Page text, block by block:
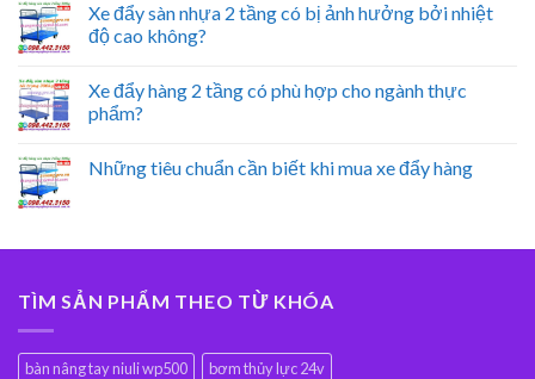
Xe đẩy sàn nhựa 2 tầng có bị ảnh hưởng bởi nhiệt
độ cao không?
Xe đẩy hàng 2 tầng có phù hợp cho ngành thực
phẩm?
Những tiêu chuẩn cần biết khi mua xe đẩy hàng
TÌM SẢN PHẨM THEO TỪ KHÓA
bàn nâng tay niuli wp500
bơm thủy lực 24v